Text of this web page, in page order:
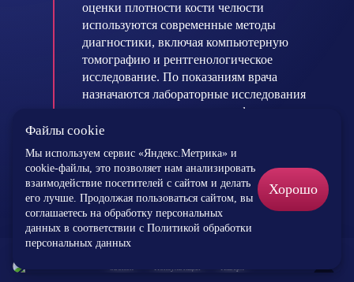
оценки плотности кости челюсти
используются современные методы
диагностики, включая компьютерную
томографию и рентгенологическое
исследование. По показаниям врача
назначаются лабораторные исследования
крови и тесты на наличие инфекционных
заболеваний, чтобы обеспечить
безопасность операции.
3Д - моделирование
Следующим этапом является создание
виртуальной модели челюстной системы
×
Файлы cookie
Мы используем сервис «Яндекс.Метрика» и
cookie-файлы, это позволяет нам анализировать
взаимодействие посетителей с сайтом и делать
его лучше. Продолжая пользоваться сайтом, вы
соглашаетесь на обработку персональных
данных в соответствии c Политикой обработки
персональных данных
Хорошо